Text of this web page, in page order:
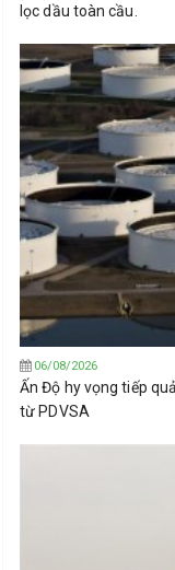
lọc dầu toàn cầu.
06/08/2026
Ấn Độ hy vọng tiếp
từ PDVSA